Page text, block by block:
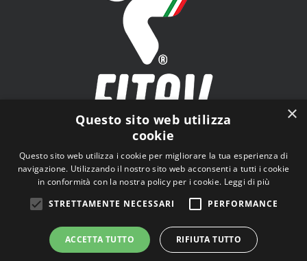
FITAV - Federazione Italiana Tiro a Volo - Viale Tiziano
n.74, 00196 Roma (RM)
© Copyright2026 | Tutti i diritti riservati |Privacy Policy
×
Questo sito web utilizza
cookie
Questo sito web utilizza i cookie per migliorare la tua esperienza di
navigazione. Utilizzando il nostro sito web acconsenti a tutti i cookie
in conformità con la nostra policy per i cookie. Leggi di più
STRETTAMENTE NECESSARI
PERFORMANCE
ACCETTA TUTTO RIFIUTA TUTTO